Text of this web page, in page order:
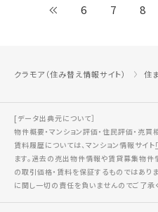
6 7 8
クラモア（住み替え情報サイト） 住
[データ出典元について］
物件概要・マンション評価・住民評価・売
賃料履歴については、マンション情報サイト
ます。過去の売出物件情報や賃貸募集物
の取引価格・賃料を保証するものではあり
に関し一切の責任を負いませんのでご了承